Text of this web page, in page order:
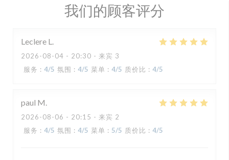
我们的顾客评分
Leclere L
2026-08-04 - 20:30 - 来宾 3
服务 : 4/5 氛围 : 4/5 菜单 : 4/5 质价比 : 4/5
paul M
2026-08-06 - 20:15 - 来宾 2
服务 : 4/5 氛围 : 4/5 菜单 : 5/5 质价比 : 4/5